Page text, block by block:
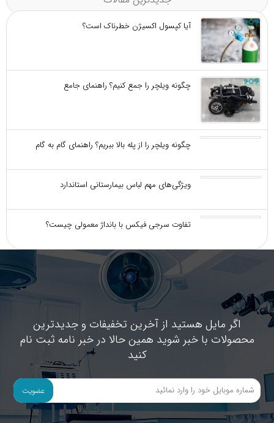
آیا کپسول اکسیژن خطرناک است؟
چگونه ویلچر را جمع کنیم؟ راهنمای جامع
چگونه ویلچر را از پله بالا ببریم؟ راهنمای گام به گام
تفاوت سرجی‌ فیکس با بانداژ معمولی چیست؟
اگر مایل هستید از آخرین تخفیفات و جدیدترین
محصولات با خبر شوید همین حالا در خبر نامه ثبت نام
کنید